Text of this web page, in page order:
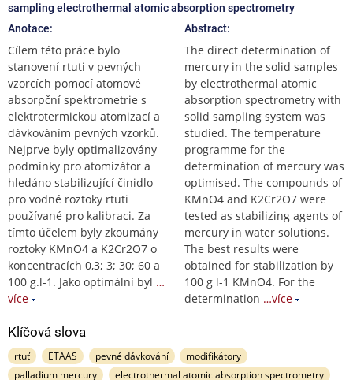
sampling electrothermal atomic absorption spectrometry
Anotace:
Cílem této práce bylo
stanovení rtuti v pevných
vzorcích pomocí atomové
absorpční spektrometrie s
elektrotermickou atomizací a
dávkováním pevných vzorků.
Nejprve byly optimalizovány
podmínky pro atomizátor a
hledáno stabilizující činidlo
pro vodné roztoky rtuti
používané pro kalibraci. Za
tímto účelem byly zkoumány
roztoky KMnO4 a K2Cr2O7 o
koncentracích 0,3; 3; 30; 60 a
100 g.l-1. Jako optimální byl …
více
Abstract:
The direct determination of
mercury in the solid samples
by electrothermal atomic
absorption spectrometry with
solid sampling system was
studied. The temperature
programme for the
determination of mercury was
optimised. The compounds of
KMnO4 and K2Cr2O7 were
tested as stabilizing agents of
mercury in water solutions.
The best results were
obtained for stabilization by
100 g l-1 KMnO4. For the
determination …více
Klíčová slova
rtuť ETAAS pevné dávkování
modifikátory
palladium mercury
electrothermal atomic absorption spectrometry